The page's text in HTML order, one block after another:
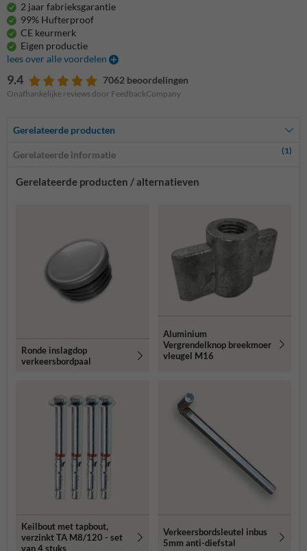
2 jaar fabrieksgarantie
99% Hufterproof
CE keurmerk
Eigen productie
lees over alle voordelen
9.4 7062 beoordelingen
Onafhankelijke reviews door FeedbackCompany
Gerelateerde producten
Gerelateerde informatie (1)
Gerelateerde producten / alternatieven
Ronde inslagdop
verkeersbordpaal
Aluminium
Vergrendelknop breekmoer
vleugel M16
Keilbout met tapbout,
verzinkt TA M8/120 - set
van 4 stuks
Verkeersbordsleutel inbus
5mm anti-diefstal